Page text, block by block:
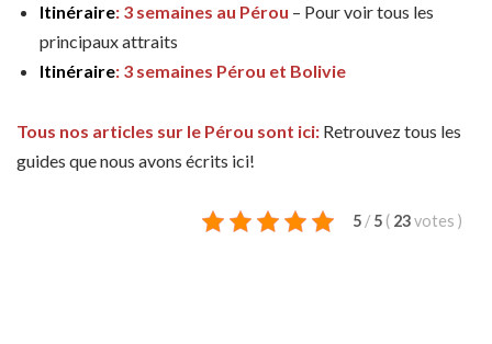
Itinéraire: 3 semaines au Pérou – Pour voir tous les
principaux attraits
Itinéraire: 3 semaines Pérou et Bolivie
Tous nos articles sur le Pérou sont ici: Retrouvez tous les
guides que nous avons écrits ici!
5 / 5 ( 23votes )